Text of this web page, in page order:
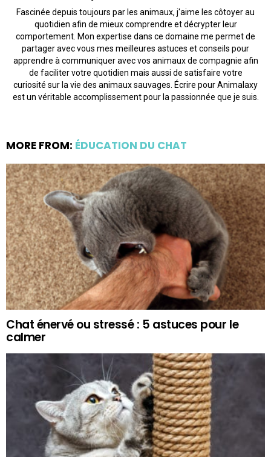
Fascinée depuis toujours par les animaux, j'aime les côtoyer au
quotidien afin de mieux comprendre et décrypter leur
comportement. Mon expertise dans ce domaine me permet de
partager avec vous mes meilleures astuces et conseils pour
apprendre à communiquer avec vos animaux de compagnie afin
de faciliter votre quotidien mais aussi de satisfaire votre
curiosité sur la vie des animaux sauvages. Écrire pour Animalaxy
est un véritable accomplissement pour la passionnée que je suis.
MORE FROM: ÉDUCATION DU CHAT
Chat énervé ou stressé : 5 astuces pour le
calmer